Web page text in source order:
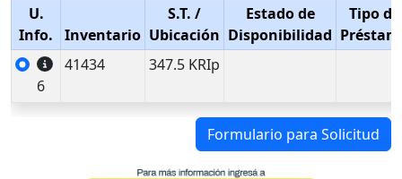
U.
Info.
Inventario
S.T. /
Ubicación
Estado de
Disponibilidad
Tipo de
6
41434 347.5 KRIp
Formulario para Solicitud